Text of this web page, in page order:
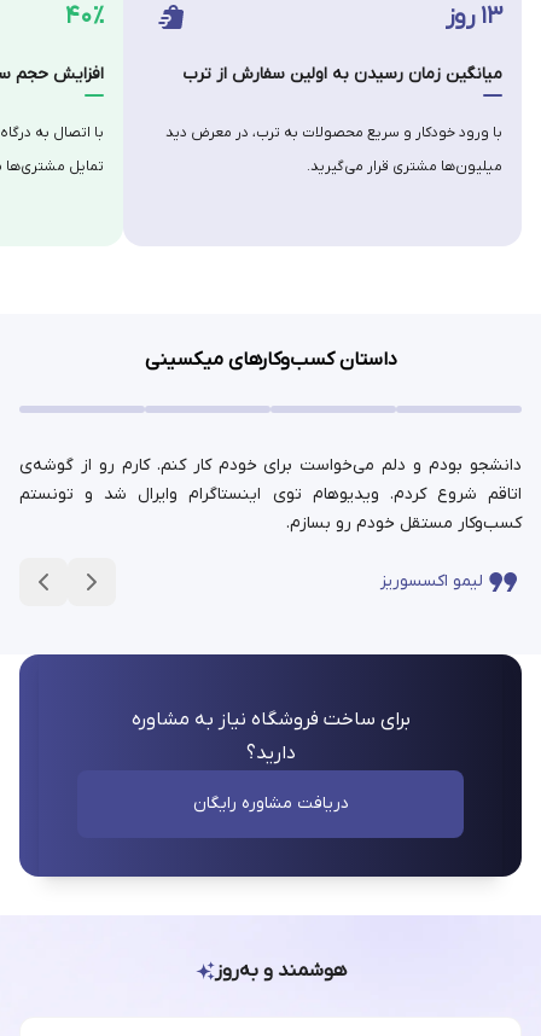
۴۰٪
افزایش حجم
با اتصال به
تمایل
۱۳ روز
میانگین زمان رسیدن به اولین سفارش از ترب
با ورود خودکار و سریع محصولات به ترب، در معرض دید
میلیون‌ها مشتری قرار می‌گیرید.
داستان کسب‌وکارهای میکسینی
دانشجو بودم و دلم می‌خواست برای خودم کار کنم. کارم رو از گوشه‌ی
اتاقم شروع کردم. ویدیوهام توی اینستاگرام وایرال شد و تونستم
کسب‌وکار مستقل خودم رو بسازم.
لیمو اکسسوریز
برای ساخت فروشگاه نیاز به مشاوره
دارید؟
دریافت مشاوره رایگان
هوشمند و به‌روز